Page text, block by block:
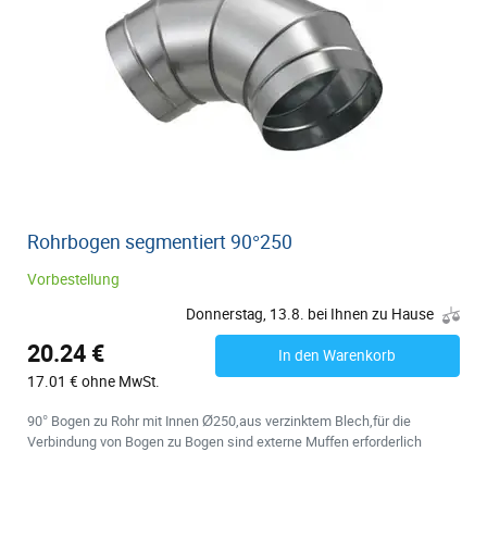
Rohrbogen segmentiert 90°250
Vorbestellung
Donnerstag, 13.8. bei Ihnen zu Hause
20.24 €
17.01 € ohne MwSt.
In den Warenkorb
90° Bogen zu Rohr mit Innen Ø250,aus verzinktem Blech,für die
Verbindung von Bogen zu Bogen sind externe Muffen erforderlich